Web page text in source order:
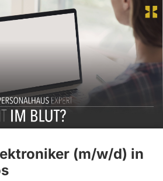
(m/w/d) in